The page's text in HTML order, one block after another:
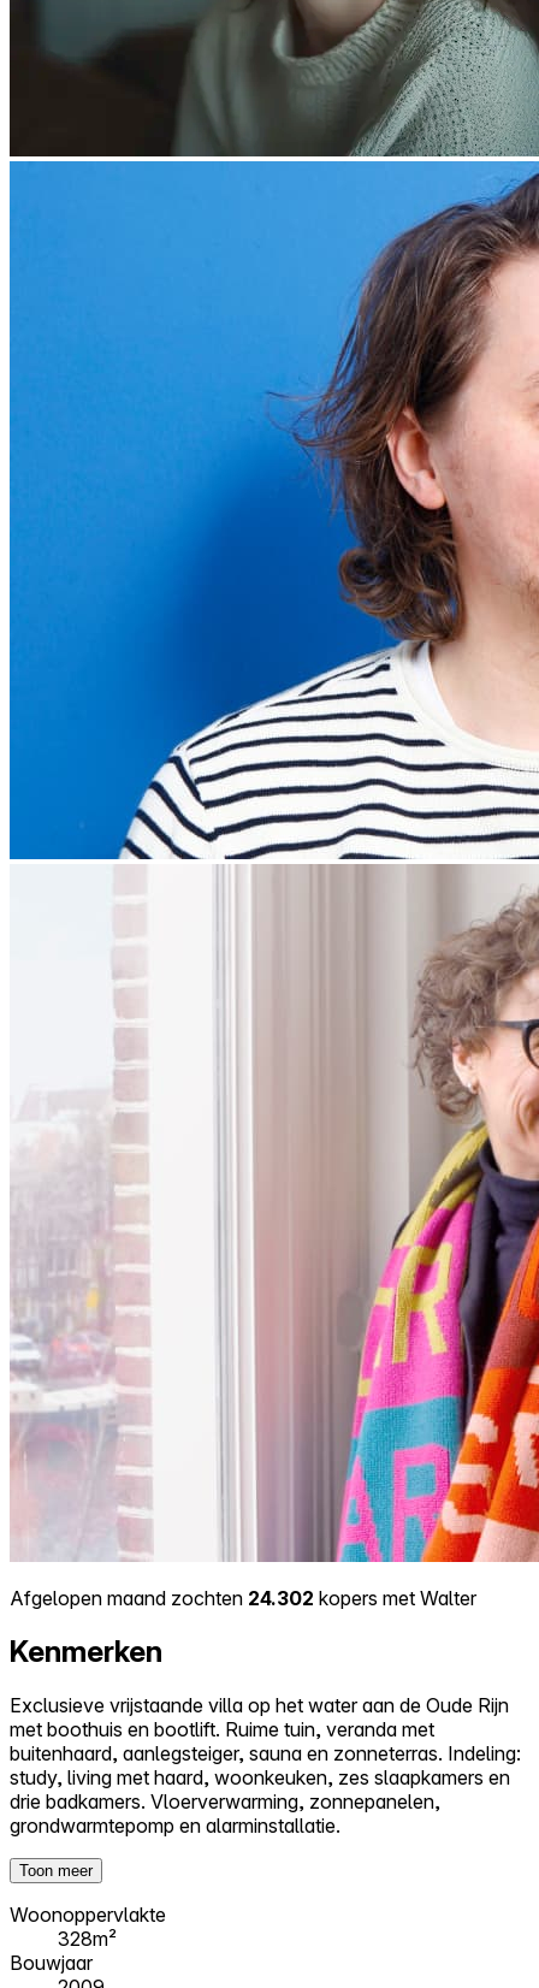
Afgelopen maand zochten 24.302 kopers met Walter
Kenmerken
Exclusieve vrijstaande villa op het water aan de Oude Rijn
met boothuis en bootlift. Ruime tuin, veranda met
buitenhaard, aanlegsteiger, sauna en zonneterras. Indeling:
study, living met haard, woonkeuken, zes slaapkamers en
drie badkamers. Vloerverwarming, zonnepanelen,
grondwarmtepomp en alarminstallatie.
Toon meer
Woonoppervlakte
328m²
Bouwjaar